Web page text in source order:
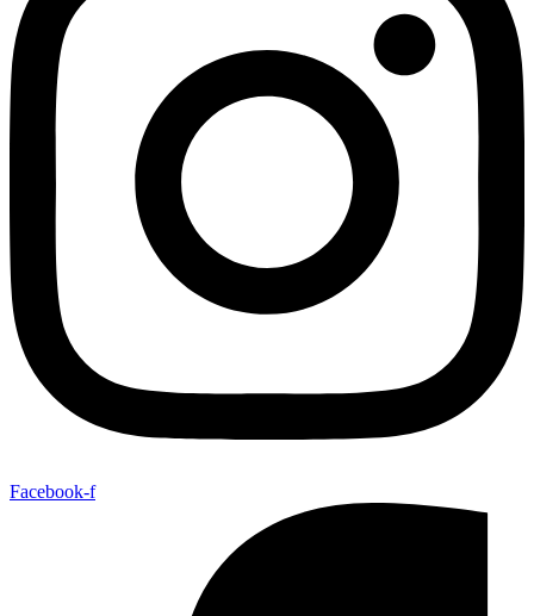
Facebook-f